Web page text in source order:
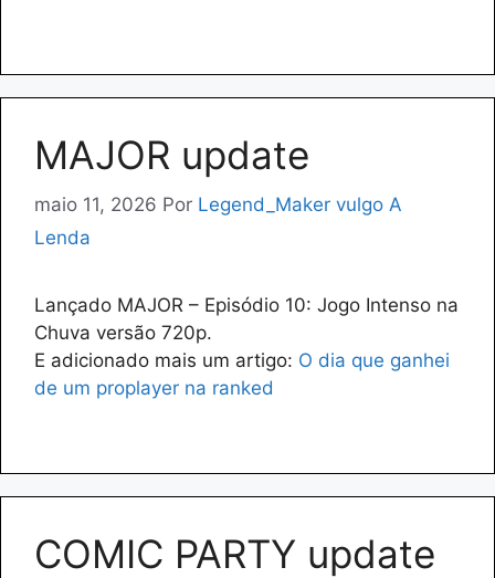
MAJOR update
maio 11, 2026 Por Legend_Maker vulgo A
Lenda
Lançado MAJOR – Episódio 10: Jogo Intenso na
Chuva versão 720p.
E adicionado mais um artigo: O dia que ganhei
de um proplayer na ranked
COMIC PARTY update